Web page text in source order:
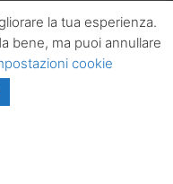
lette. Inserisci il tuo
accetterai la
Policy.
la tua esperienza.
bene, ma puoi annullare
cookie